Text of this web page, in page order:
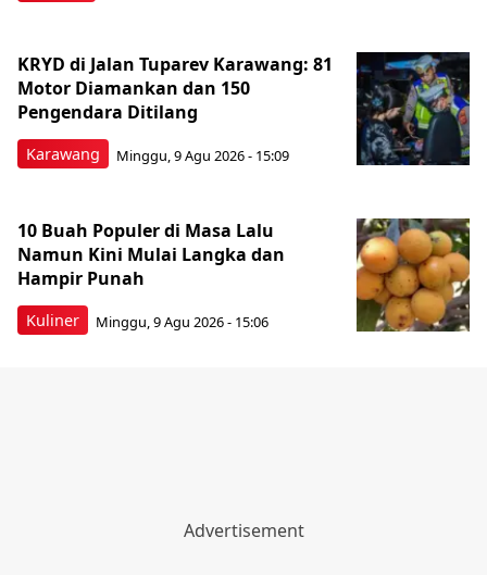
Karawang
KRYD di Jalan Tuparev Karawang: 81
Motor Diamankan dan 150
Pengendara Ditilang
Minggu, 9 Agu 2026 - 15:09
Kuliner
10 Buah Populer di Masa Lalu
Namun Kini Mulai Langka dan
Hampir Punah
Minggu, 9 Agu 2026 - 15:06